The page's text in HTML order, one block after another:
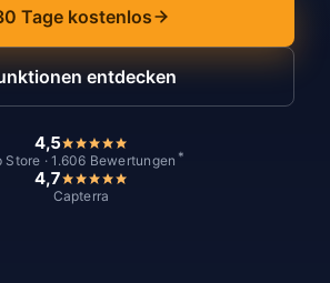
Tage kostenlos
entdecken
4,5
Store · 1.606 Bewertungen *
4,7
Capterra